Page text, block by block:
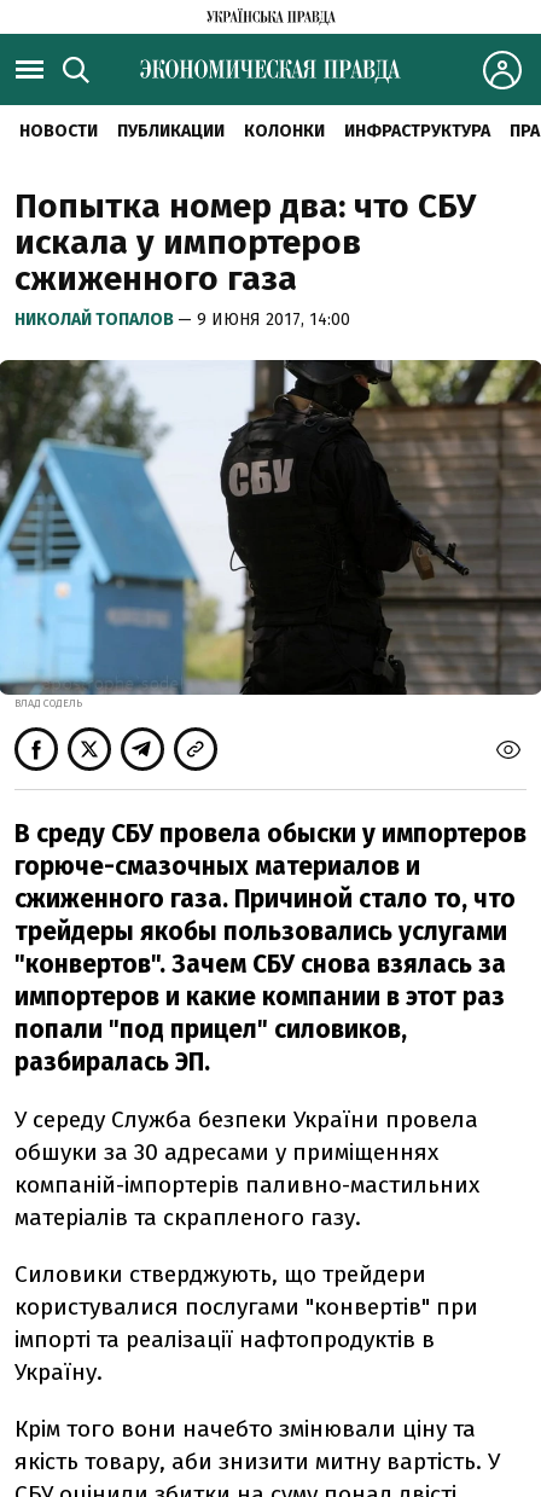
НОВОСТИ ПУБЛИКАЦИИ КОЛОНКИ ИНФРАСТРУКТУРА
Попытка номер два: что СБУ
искала у импортеров
сжиженного газа
НИКОЛАЙ ТОПАЛОВ — 9 ИЮНЯ 2017, 14:00
ВЛАД СОДЕЛЬ
В среду СБУ провела обыски у импортеров
горюче-смазочных материалов и
сжиженного газа. Причиной стало то, что
трейдеры якобы пользовались услугами
"конвертов". Зачем СБУ снова взялась за
импортеров и какие компании в этот раз
попали "под прицел" силовиков,
разбиралась ЭП.
У середу Служба безпеки України провела
обшуки за 30 адресами у приміщеннях
компаній-імпортерів паливно-мастильних
матеріалів та скрапленого газу.
Силовики стверджують, що трейдери
користувалися послугами "конвертів" при
імпорті та реалізації нафтопродуктів в
Україну.
Крім того вони начебто змінювали ціну та
якість товару, аби знизити митну вартість. У